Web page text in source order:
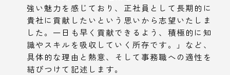
強い魅力を感じており、正社員として長期的に
貴社に貢献したいという思いから志望いたしま
した。一日も早く貢献できるよう、積極的に知
識やスキルを吸収していく所存です。」など、
具体的な理由と熱意、そして事務職への適性を
結びつけて記述します。